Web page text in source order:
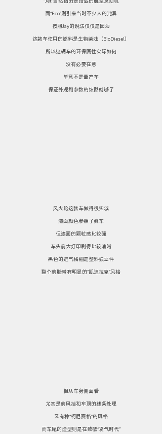
而“Eco”则引来当时不少人的诧异
按照Jay的说法仅仅是因为
这款车使用的燃料是生物柴油（BioDiesel）
所以这辆车的环保属性实际如何
没有必要在意
毕竟不是量产车
保证外观和参数的炫酷就够了
风火轮这款车做得很实诚
漆面颜色参照了真车
但漆面的颗粒感比较强
车头前大灯印刷得比较清晰
黑色的进气格栅是塑料独立件
整个前脸带有明显的“凯迪拉克”风格
但从车身侧面看
尤其是前风挡和车顶的线条处理
又有种“柯尼赛格”的风格
而车尾的造型则是在致敬“喷气时代”